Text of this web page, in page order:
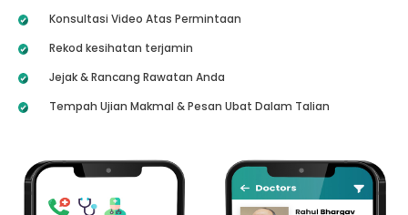
Konsultasi Video Atas Permintaan
Rekod kesihatan terjamin
Jejak & Rancang Rawatan Anda
Tempah Ujian Makmal & Pesan Ubat Dalam Talian